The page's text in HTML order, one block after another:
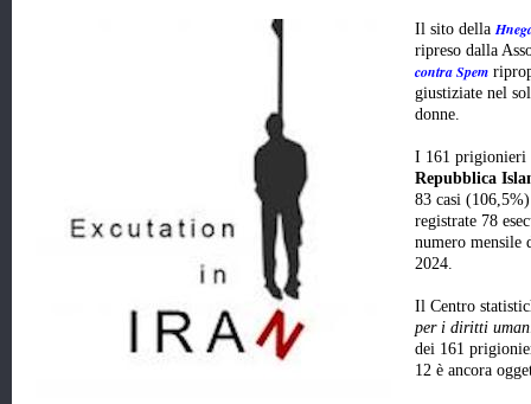
Il sito della
ripreso dalla
contra Spem
giustiziate nel
donne.
I 161 prigionieri
Repubblica
83 casi
registrate 78
numero mensile
2024.
Il Centro
per i diritti
dei 161
12 è ancora